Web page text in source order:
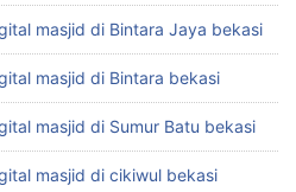
masjid di Bintara Jaya bekasi
masjid di Bintara bekasi
masjid di Sumur Batu bekasi
masjid di cikiwul bekasi